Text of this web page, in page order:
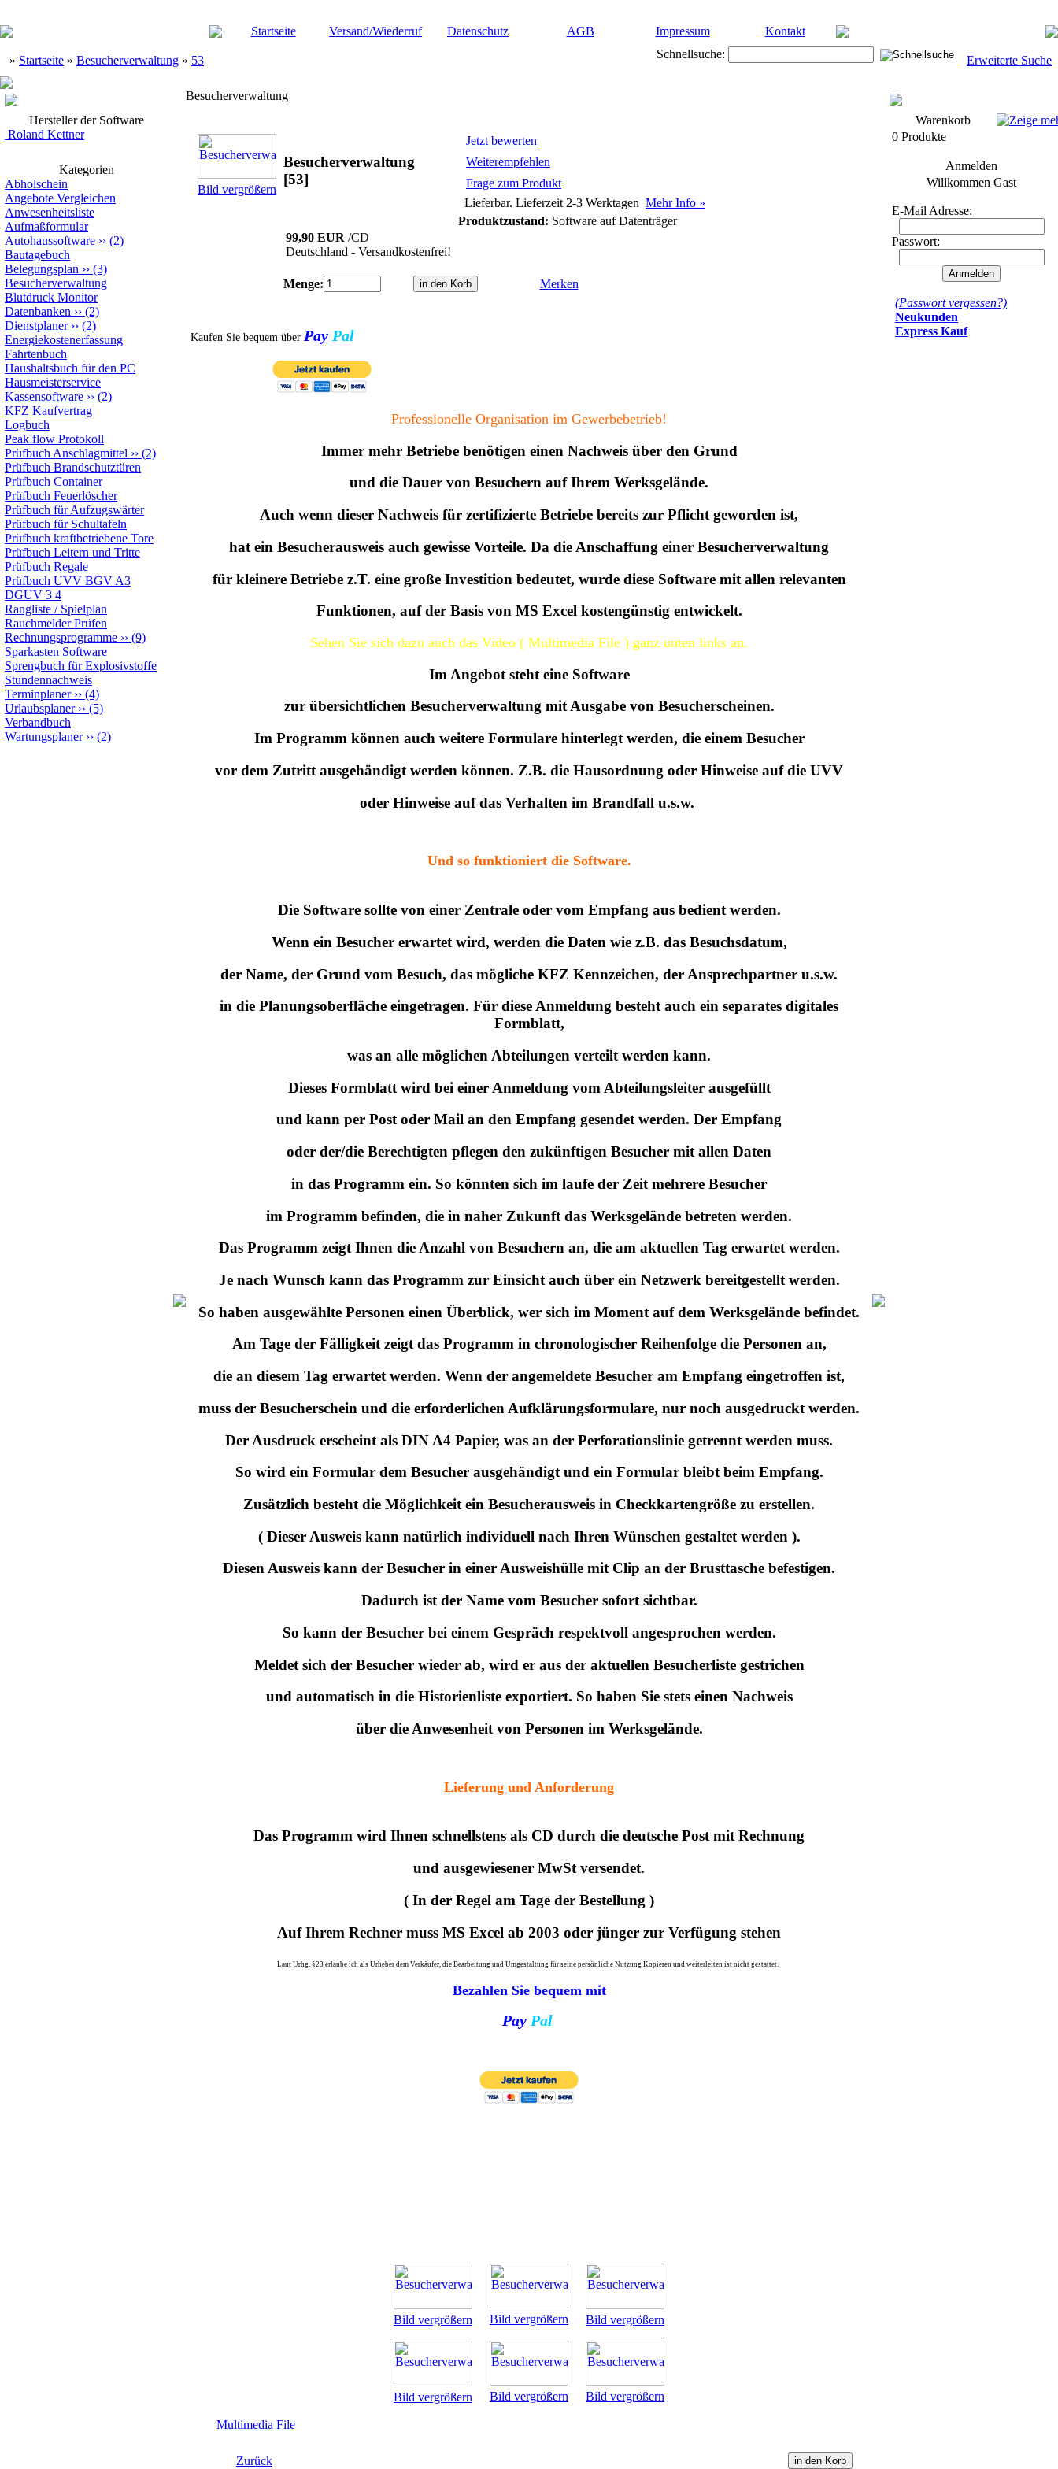
Startseite Versand/Wiederruf Datenschutz AGB Impressum Kontakt
» Startseite » Besucherverwaltung » 53 Schnellsuche: Erweiterte Suche
Hersteller der Software
Roland Kettner
Kategorien
Abholschein
Angebote Vergleichen
Anwesenheitsliste
Aufmaßformular
Autohaussoftware ›› (2)
Bautagebuch
Belegungsplan ›› (3)
Besucherverwaltung
Blutdruck Monitor
Datenbanken ›› (2)
Dienstplaner›› (2)
Energiekostenerfassung
Fahrtenbuch
Haushaltsbuch für den PC
Hausmeisterservice
Kassensoftware ›› (2)
KFZ Kaufvertrag
Logbuch
Peak flow Protokoll
Prüfbuch Anschlagmittel ›› (2)
Prüfbuch Brandschutztüren
Prüfbuch Container
Prüfbuch Feuerlöscher
Prüfbuch für Aufzugswärter
Prüfbuch für Schultafeln
Prüfbuch kraftbetriebene Tore
Prüfbuch Leitern und Tritte
Prüfbuch Regale
Prüfbuch UVV BGV A3
DGUV 3 4
Rangliste / Spielplan
Rauchmelder Prüfen
Rechnungsprogramme ›› (9)
Sparkasten Software
Sprengbuch für Explosivstoffe
Stundennachweis
Terminplaner›› (4)
Urlaubsplaner›› (5)
Verbandbuch
Wartungsplaner›› (2)
Besucherverwaltung
Bild vergrößern
Besucherverwaltung
[53]
Jetzt bewerten
Weiterempfehlen
Frage zum Produkt
Lieferbar. Lieferzeit 2-3 Werktagen Mehr Info »
Produktzustand: Software auf Datenträger
99,90 EUR /CD
Deutschland - Versandkostenfrei!
Menge: Merken
Kaufen Sie bequem über Pay Pal
Professionelle Organisation im Gewerbebetrieb!
Immer mehr Betriebe benötigen einen Nachweis über den Grund
und die Dauer von Besuchern auf Ihrem Werksgelände.
Auch wenn dieser Nachweis für zertifizierte Betriebe bereits zur Pflicht geworden ist,
hat ein Besucherausweis auch gewisse Vorteile. Da die Anschaffung einer Besucherverwaltung
für kleinere Betriebe z.T. eine große Investition bedeutet, wurde diese Software mit allen relevanten
Funktionen, auf der Basis von MS Excel kostengünstig entwickelt.
Sehen Sie sich dazu auch das Video ( Multimedia File ) ganz unten links an.
Im Angebot steht eine Software
zur übersichtlichen Besucherverwaltung mit Ausgabe von Besucherscheinen.
Im Programm können auch weitere Formulare hinterlegt werden, die einem Besucher
vor dem Zutritt ausgehändigt werden können. Z.B. die Hausordnung oder Hinweise auf die UVV
oder Hinweise auf das Verhalten im Brandfall u.s.w.
Und so funktioniert die Software.
Die Software sollte von einer Zentrale oder vom Empfang aus bedient werden.
Wenn ein Besucher erwartet wird, werden die Daten wie z.B. das Besuchsdatum,
der Name, der Grund vom Besuch, das mögliche KFZ Kennzeichen, der Ansprechpartner u.s.w.
in die Planungsoberfläche eingetragen. Für diese Anmeldung besteht auch ein separates digitales
Formblatt,
was an alle möglichen Abteilungen verteilt werden kann.
Dieses Formblatt wird bei einer Anmeldung vom Abteilungsleiter ausgefüllt
und kann per Post oder Mail an den Empfang gesendet werden. Der Empfang
oder der/die Berechtigten pflegen den zukünftigen Besucher mit allen Daten
in das Programm ein. So könnten sich im laufe der Zeit mehrere Besucher
im Programm befinden, die in naher Zukunft das Werksgelände betreten werden.
Das Programm zeigt Ihnen die Anzahl von Besuchern an, die am aktuellen Tag erwartet werden.
Je nach Wunsch kann das Programm zur Einsicht auch über ein Netzwerk bereitgestellt werden.
So haben ausgewählte Personen einen Überblick, wer sich im Moment auf dem Werksgelände befindet.
Am Tage der Fälligkeit zeigt das Programm in chronologischer Reihenfolge die Personen an,
die an diesem Tag erwartet werden. Wenn der angemeldete Besucher am Empfang eingetroffen ist,
muss der Besucherschein und die erforderlichen Aufklärungsformulare, nur noch ausgedruckt werden.
Der Ausdruck erscheint als DIN A4 Papier, was an der Perforationslinie getrennt werden muss.
So wird ein Formular dem Besucher ausgehändigt und ein Formular bleibt beim Empfang.
Zusätzlich besteht die Möglichkeit ein Besucherausweis in Checkkartengröße zu erstellen.
( Dieser Ausweis kann natürlich individuell nach Ihren Wünschen gestaltet werden ).
Diesen Ausweis kann der Besucher in einer Ausweishülle mit Clip an der Brusttasche befestigen.
Dadurch ist der Name vom Besucher sofort sichtbar.
So kann der Besucher bei einem Gespräch respektvoll angesprochen werden.
Meldet sich der Besucher wieder ab, wird er aus der aktuellen Besucherliste gestrichen
und automatisch in die Historienliste exportiert. So haben Sie stets einen Nachweis
über die Anwesenheit von Personen im Werksgelände.
Lieferung und Anforderung
Das Programm wird Ihnen schnellstens als CD durch die deutsche Post mit Rechnung
und ausgewiesener MwSt versendet.
( In der Regel am Tage der Bestellung )
Auf Ihrem Rechner muss MS Excel ab 2003 oder jünger zur Verfügung stehen
Laut Urhg. §23 erlaube ich als Urheber dem Verkäufer, die Bearbeitung und Umgestaltung für seine persönliche Nutzung Kopieren und weiterleiten ist nicht gestattet.
Bezahlen Sie bequem mit
Pay Pal
Bild vergrößern Bild vergrößern Bild vergrößern
Bild vergrößern Bild vergrößern Bild vergrößern
Multimedia File
Zurück
Warenkorb
0 Produkte
Anmelden
Willkommen Gast
E-Mail Adresse:
Passwort:
(Passwort vergessen?)
Neukunden
Express Kauf